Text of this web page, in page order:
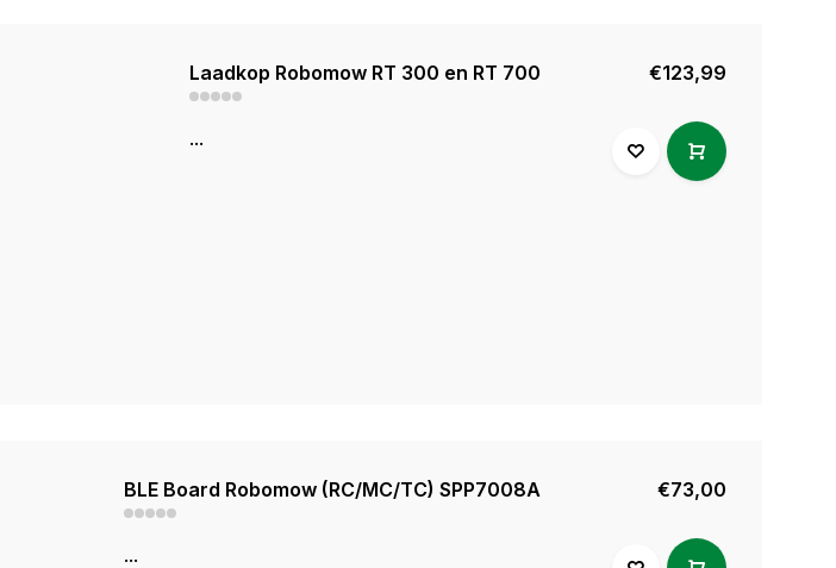
Laadkop Robomow RT 300 en RT 700
...
€123,99
BLE Board Robomow (RC/MC/TC) SPP7008A
...
€73,00